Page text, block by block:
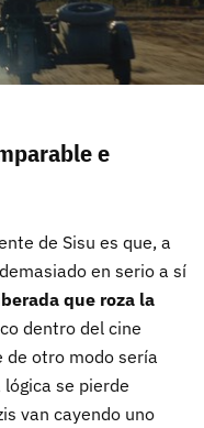
e
de Sisu es que, a
en serio a sí
que roza la
dentro del cine
de otro modo sería
se pierde
van cayendo uno